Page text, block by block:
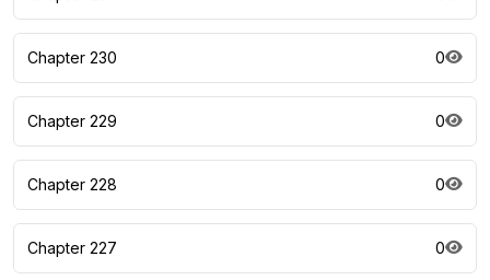
Chapter 230 0
Chapter 229 0
Chapter 228 0
Chapter 227 0